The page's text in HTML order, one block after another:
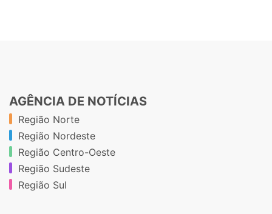
AGÊNCIA DE NOTÍCIAS
Região Norte
Região Nordeste
Região Centro-Oeste
Região Sudeste
Região Sul